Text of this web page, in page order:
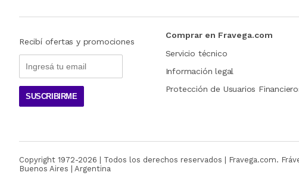
Recibí ofertas y promociones
SUSCRIBIRME
Comprar en Fravega.com
Servicio técnico
Información legal
Protección de Usuarios
Copyright 1972-2026 | Todos los derechos reservados | Fravega.com.
Buenos Aires | Argentina